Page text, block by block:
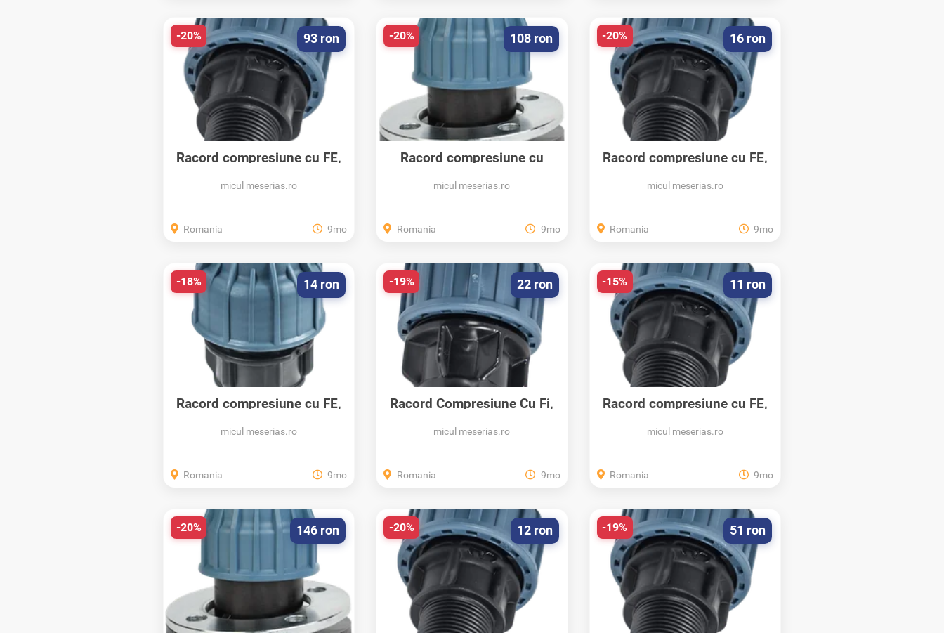
Racord compresiune cu FE,
micul meserias.ro
93 ron
-20%
Romania 9mo
Racord compresiune cu
micul meserias.ro
108 ron
-20%
Romania 9mo
Racord compresiune cu FE,
micul meserias.ro
16 ron
-20%
Romania 9mo
Racord compresiune cu FE,
micul meserias.ro
14 ron
-18%
Romania 9mo
Racord Compresiune Cu Fi,
micul meserias.ro
22 ron
-19%
Romania 9mo
Racord compresiune cu FE,
micul meserias.ro
11 ron
-15%
Romania 9mo
146 ron
-20% 12 ron
-20% 51 ron
-19%